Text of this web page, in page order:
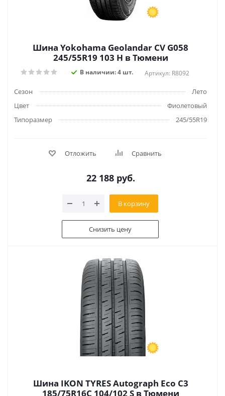
Шина Yokohama Geolandar CV G058
245/55R19 103 H в Тюмени
В наличии: 4 шт. Артикул: R8092
Сезон
Лето
Цвет
Фиолетовый
Типоразмер
245/55R19
Отложить Сравнить
22 188 руб.
В корзину
Снизить цену
Шина IKON TYRES Autograph Eco C3
185/75R16C 104/102 S в Тюмени